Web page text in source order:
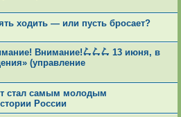
ходить — или пусть бросает?
Внимание!🛴🛴🛴 13 июня, в
(управление
стал самым молодым
России